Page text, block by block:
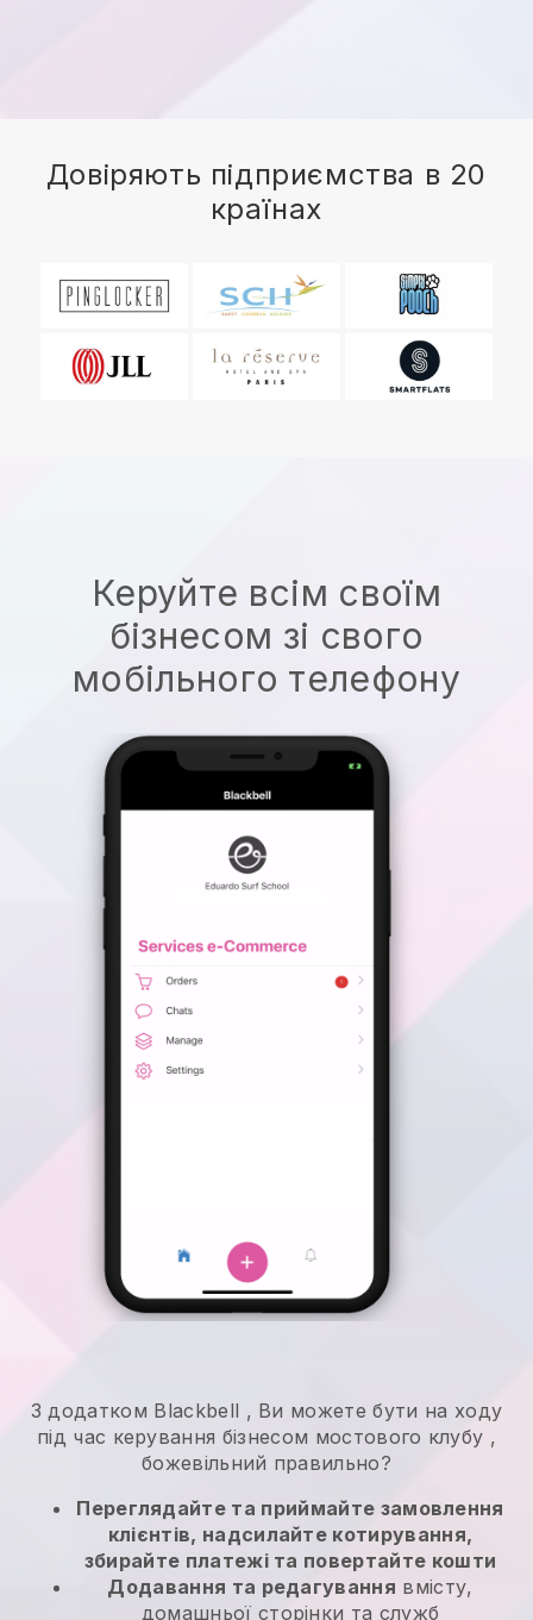
Довіряють підприємства в 20
країнах
Керуйте всім своїм
бізнесом зі свого
мобільного телефону
З додатком Blackbell , Ви можете бути на ходу
під час керування бізнесом мостового клубу ,
божевільний правильно?
Переглядайте та приймайте замовлення
клієнтів, надсилайте котирування,
збирайте платежі та повертайте кошти
Додавання та редагування вмісту,
домашньої сторінки та служб